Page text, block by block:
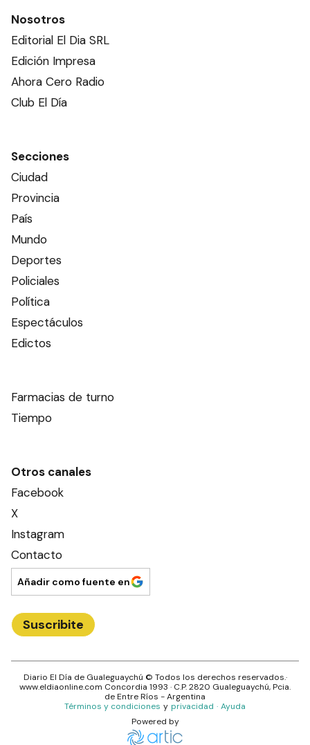
Nosotros
Editorial El Dia SRL
Edición Impresa
Ahora Cero Radio
Club El Día
Secciones
Ciudad
Provincia
País
Mundo
Deportes
Policiales
Política
Espectáculos
Edictos
Farmacias de turno
Tiempo
Otros canales
Facebook
X
Instagram
Contacto
Añadir como fuente en
Suscribite
Diario El Día de Gualeguaychú © Todos los derechos reservados.·
www.eldiaonline.com Concordia 1993 · C.P.2820 Gualeguaychú, Pcia.
deEntre Ríos - Argentina
Términos y condiciones y privacidad · Ayuda
Powered by